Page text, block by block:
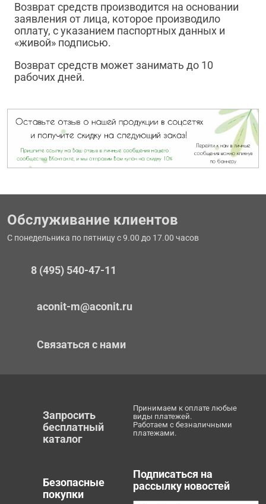
Возврат средств производится на основании
заявления от лица, которое производило
оплату, с указанием паспортных данных и
«живой» подписью.
Возврат средств может занимать до 10
рабочих дней.
Обслуживание клиентов
С понедельника по пятницу с 9.00 до 17.00 часов
8 (495) 540-47-11
aconit-m@aconit.ru
Связаться с нами
Запросить
бесплатный
каталог
Принимаем к оплате любые
виды платежей.
Работаем с безналичными
платежами.
Безопасные
покупки
Подписаться на
рассылку новостей